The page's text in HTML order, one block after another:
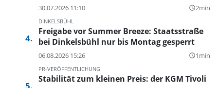
30.07.2026 11:10 query_builder2min
DINKELSBÜHL
Freigabe vor Summer Breeze: Staatsstraße
bei Dinkelsbühl nur bis Montag gesperrt
06.08.2026 15:26 query_builder1min
PR-VERÖFFENTLICHUNG
Stabilität zum kleinen Preis: der KGM Tivoli